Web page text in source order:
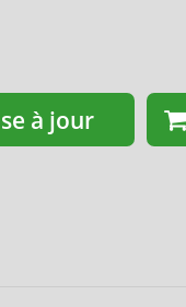
à jour